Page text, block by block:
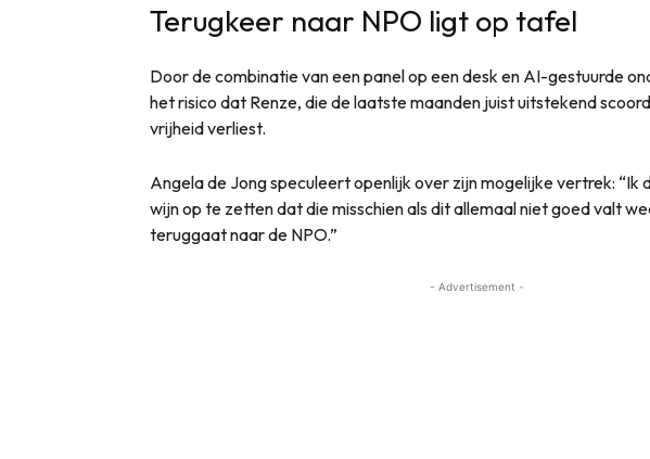
Terugkeer naar NPO ligt op tafel
Door de combinatie van een panel op een desk en AI-gestuurde
het risico dat Renze, die de laatste maanden juist uitstekend
vrijheid verliest.
Angela de Jong speculeert openlijk over zijn mogelijke vertrek: “Ik
wijn op te zetten dat die misschien als dit allemaal niet goed valt
teruggaat naar de NPO.”
- Advertisement -